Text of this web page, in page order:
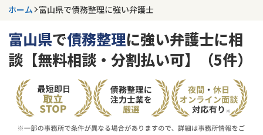
事務所 965
件
更新日 :2026年07月31日
相談内容で探す
借金返済相談・交渉
費用相場
ホーム 富山県で債務整理に強い弁護士
富山県で債務整理に強い弁護士に相
談【無料相談・分割払い可】（5件）